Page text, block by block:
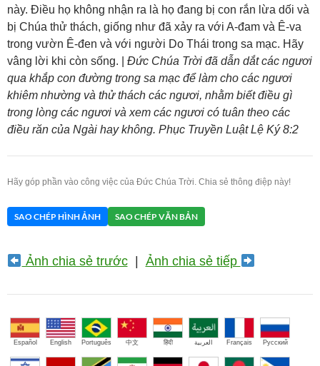
này. Điều họ không nhận ra là họ đang bị con rắn lừa dối và
bị Chúa thử thách, giống như đã xảy ra với A-đam và Ê-va
trong vườn Ê-đen và với người Do Thái trong sa mạc. Hãy
vâng lời khi còn sống. | Đức Chúa Trời đã dẫn dắt các ngươi
qua khắp con đường trong sa mạc để làm cho các ngươi
khiêm nhường và thử thách các ngươi, nhằm biết điều gì
trong lòng các ngươi và xem các ngươi có tuân theo các
điều răn của Ngài hay không. Phục Truyền Luật Lệ Ký 8:2
Hãy góp phần vào công việc của Đức Chúa Trời. Chia sẻ thông điệp này!
SAO CHÉP HÌNH ẢNH SAO CHÉP VĂN BẢN
Ảnh chia sẻ trước| Ảnh chia sẻ tiếp
Español English Português 中文 हिंदी العربية Français Русский